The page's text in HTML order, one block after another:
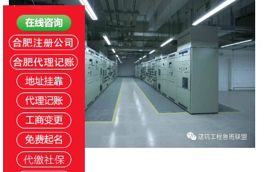
4.3.2 乙级资质